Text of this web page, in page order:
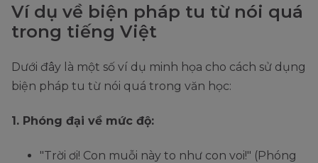
Ví dụ về biện pháp tu từ nói quá
trong tiếng Việt
Dưới đây là một số ví dụ minh họa cho cách sử dụng
biện pháp tu từ nói quá trong văn học:
1. Phóng đại về mức độ:
"Trời ơi! Con muỗi này to như con voi!" (Phóng